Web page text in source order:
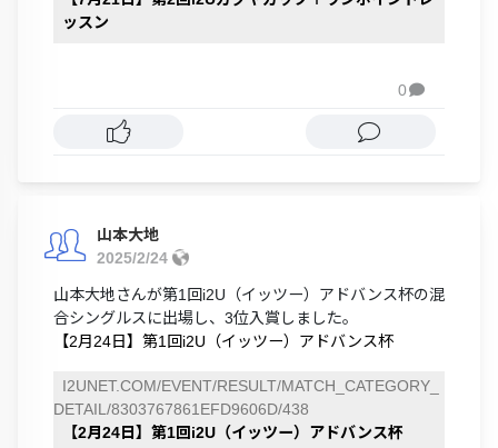
ッスン
0
山本大地
2025/2/24
山本大地さんが第1回i2U（イッツー）アドバンス杯の混
合シングルスに出場し、3位入賞しました。
【2月24日】第1回i2U（イッツー）アドバンス杯
I2UNET.COM/EVENT/RESULT/MATCH_CATEGORY_
DETAIL/8303767861EFD9606D/438
【2月24日】第1回i2U（イッツー）アドバンス杯